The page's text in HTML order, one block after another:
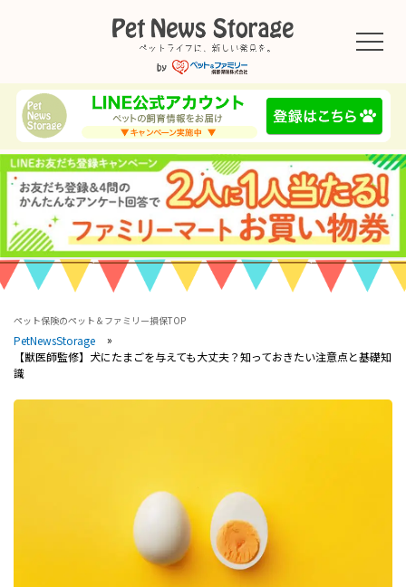
ペット保険のペット＆ファミリー損保TOP
PetNewsStorage
【獣医師監修】犬にたまごを与えても大丈夫？知っておきたい注意点と基礎知
識